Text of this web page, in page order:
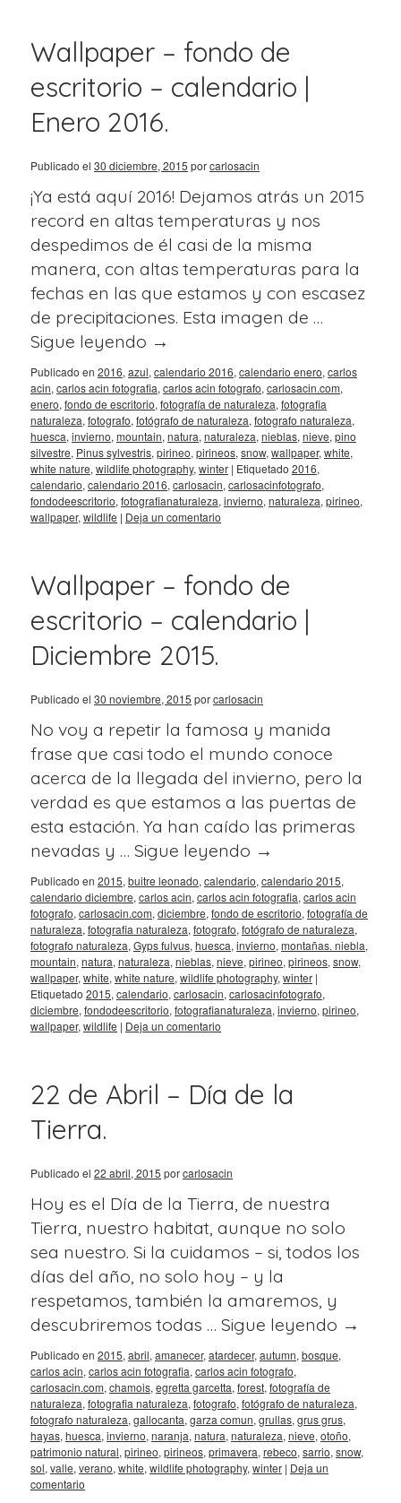
Wallpaper – fondo de
escritorio – calendario |
Enero 2016.
Publicado el 30 diciembre, 2015 porcarlosacin
¡Ya está aquí 2016! Dejamos atrás un 2015
record en altas temperaturas y nos
despedimos de él casi de la misma
manera, con altas temperaturas para la
fechas en las que estamos y con escasez
de precipitaciones. Esta imagen de …
Sigue leyendo →
Publicado en 2016, azul, calendario 2016, calendario enero, carlos
acin, carlos acin fotografia, carlos acin fotografo, carlosacin.com,
enero, fondo de escritorio, fotografía de naturaleza, fotografia
naturaleza, fotografo, fotógrafo de naturaleza, fotografo naturaleza,
huesca, invierno, mountain, natura, naturaleza, nieblas, nieve, pino
silvestre, Pinus sylvestris, pirineo, pirineos, snow, wallpaper, white,
white nature, wildlife photography, winter | Etiquetado 2016,
calendario, calendario 2016, carlosacin, carlosacinfotografo,
fondodeescritorio, fotografianaturaleza, invierno, naturaleza, pirineo,
wallpaper, wildlife | Deja un comentario
Wallpaper – fondo de
escritorio – calendario |
Diciembre 2015.
Publicado el 30 noviembre, 2015 porcarlosacin
No voy a repetir la famosa y manida
frase que casi todo el mundo conoce
acerca de la llegada del invierno, pero la
verdad es que estamos a las puertas de
esta estación. Ya han caído las primeras
nevadas y … Sigue leyendo →
Publicado en 2015, buitre leonado, calendario, calendario 2015,
calendario diciembre, carlos acin, carlos acin fotografia, carlos acin
fotografo, carlosacin.com, diciembre, fondo de escritorio, fotografía de
naturaleza, fotografia naturaleza, fotografo, fotógrafo de naturaleza,
fotografo naturaleza, Gyps fulvus, huesca, invierno, montañas. niebla,
mountain, natura, naturaleza, nieblas, nieve, pirineo, pirineos, snow,
wallpaper, white, white nature, wildlife photography, winter |
Etiquetado 2015, calendario, carlosacin, carlosacinfotografo,
diciembre, fondodeescritorio, fotografianaturaleza, invierno, pirineo,
wallpaper, wildlife | Deja un comentario
22 de Abril – Día de la
Tierra.
Publicado el 22 abril, 2015 porcarlosacin
Hoy es el Día de la Tierra, de nuestra
Tierra, nuestro habitat, aunque no solo
sea nuestro. Si la cuidamos – si, todos los
días del año, no solo hoy – y la
respetamos, también la amaremos, y
descubriremos todas … Sigue leyendo →
Publicado en 2015, abril, amanecer, atardecer, autumn, bosque,
carlos acin, carlos acin fotografia, carlos acin fotografo,
carlosacin.com, chamois, egretta garcetta, forest, fotografía de
naturaleza, fotografia naturaleza, fotografo, fotógrafo de naturaleza,
fotografo naturaleza, gallocanta, garza comun, grullas, grus grus,
hayas, huesca, invierno, naranja, natura, naturaleza, nieve, otoño,
patrimonio natural, pirineo, pirineos, primavera, rebeco, sarrio, snow,
sol, valle, verano, white, wildlife photography, winter | Deja un
comentario